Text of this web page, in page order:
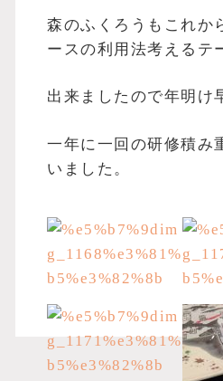
森のふくろうもこれか
ースの利用法考えるテ
出来ましたので年明け
一年に一回の研修積み
いました。